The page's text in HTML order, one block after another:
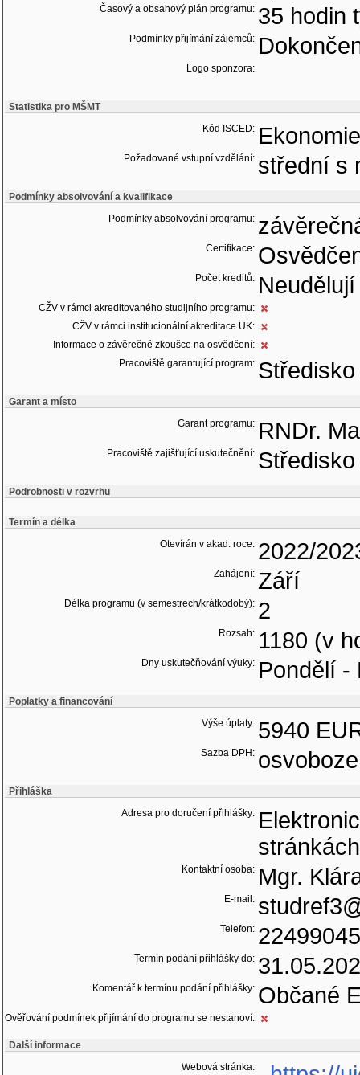
Časový a obsahový plán programu: 35 hodin
Podmínky přijímání zájemců:
Logo sponzora:
Statistika pro MŠMT
Kód ISCED:
Požadované vstupní vzdělání: střední s
Podmínky absolvování a kvalifikace
Podmínky absolvování programu:
Certifikace:
Počet kreditů:
CŽV v rámci akreditovaného studijního programu:
CŽV v rámci institucionální akreditace UK:
Informace o závěrečné zkoušce na osvědčení:
Pracoviště garantující program:
Garant a místo
Garant programu: RNDr.
Pracoviště zajišťující uskutečnění:
Podrobnosti v rozvrhu
Termín a délka
Otevírán v akad. roce: 2022/
Zahájení: Září
Délka programu (v semestrech/krátkodobý): 2
Rozsah: 1180 (v
Dny uskutečňování výuky: Pondělí -
Poplatky a financování
Výše úplaty: 5940
Sazba DPH:
Přihláška
Adresa pro doručení přihlášky:
Kontaktní osoba: Mgr.
E-mail:
Telefon:
Termín podání přihlášky do:
Komentář k termínu podání přihlášky: Občané
Ověřování podmínek přijímání do programu se nestanoví:
Další informace
Webová stránka: